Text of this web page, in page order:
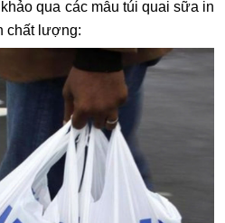
qua các mẫu túi quai sữa in
chất lượng: